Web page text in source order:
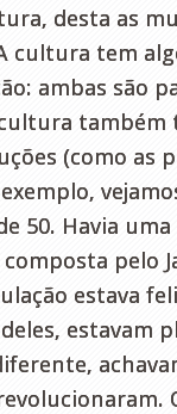
desta as
cultura tem
ambas são
também
(como as
50. Havia
pelo
estava
estavam